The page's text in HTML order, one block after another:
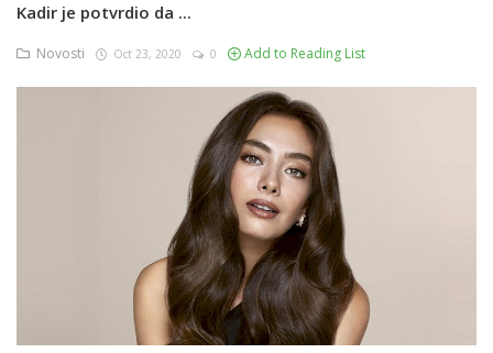
Kadir je potvrdio da ...
Novosti Oct 23, 2020 0 Add to Reading List